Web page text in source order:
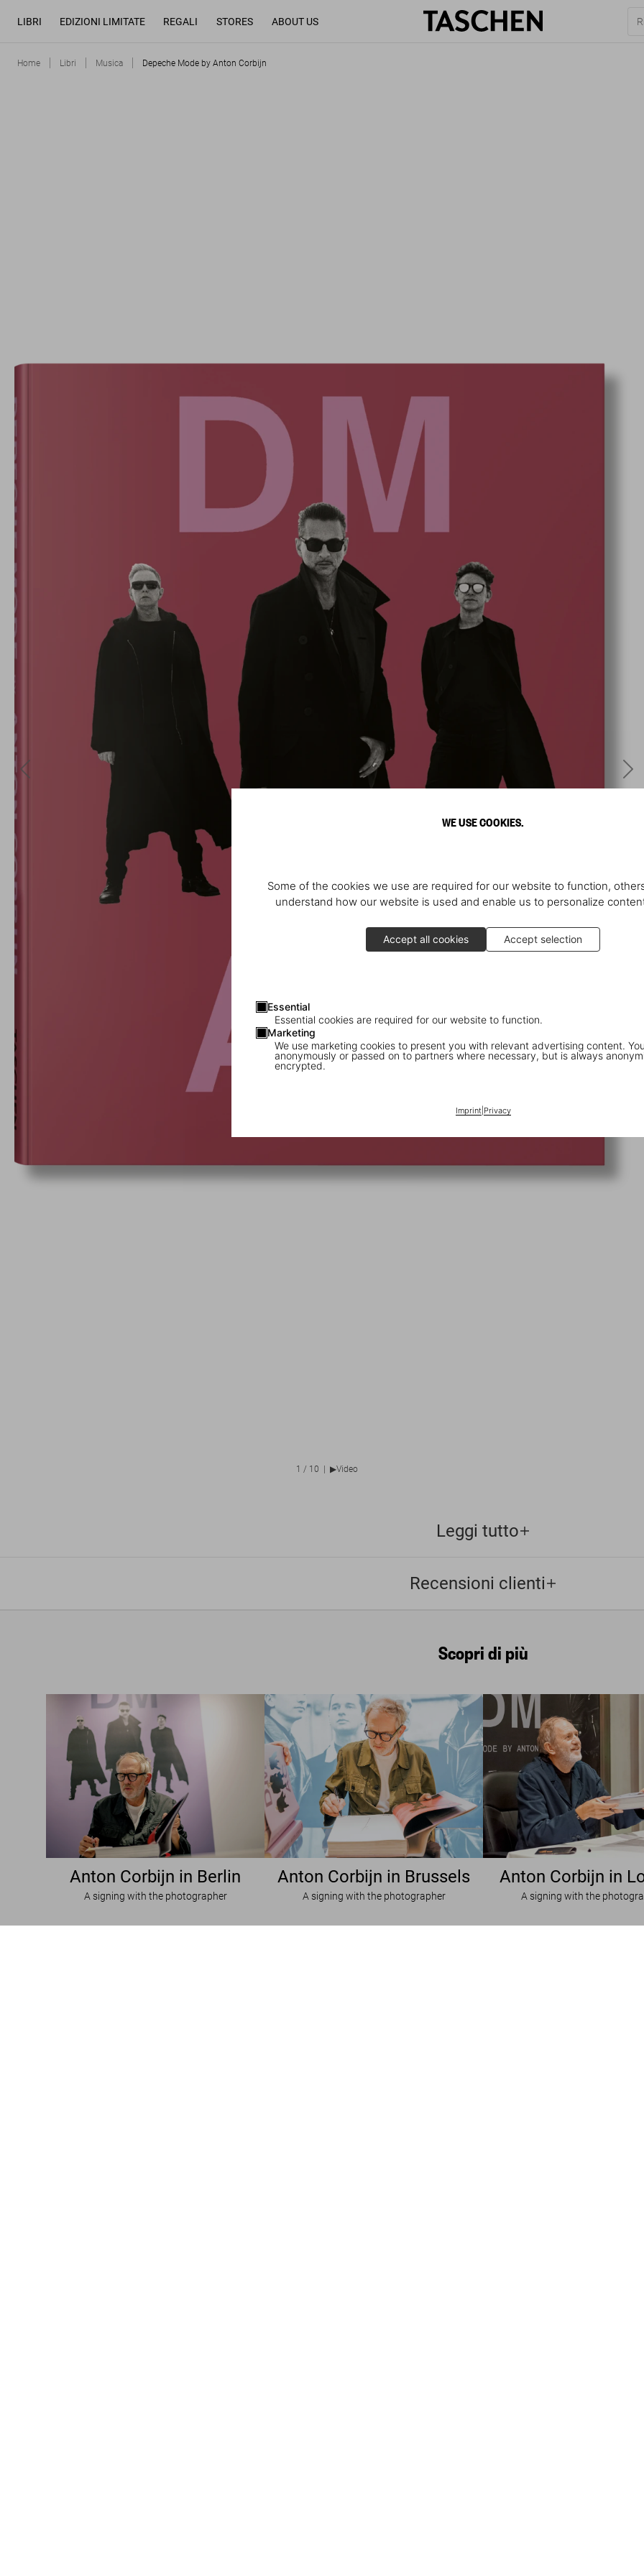
WE USE COOKIES.
Some of the cookies we use are required for our website to function,
understand how our website is used and enable us to personalize
Accept all cookies Accept selection
Essential
Essential cookies are required for our website to function.
Marketing
We use marketing cookies to present you with relevant advertising content.
anonymously or passed on to partners where necessary, but is always
encrypted.
Imprint| Privacy
LIBRI EDIZIONI LIMITATE REGALI STORES ABOUT US
Home Libri Musica Depeche Mode by Anton Corbijn
1 / 10 ▶Video
Leggi tutto
Recensioni clienti
Scopri di più
Anton Corbijn in Berlin
A signing with the photographer
Anton Corbijn in Brussels
A signing with the photographer
Anton Corbijn in
A signing with the